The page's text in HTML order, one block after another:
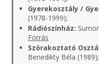
Gyerekosztály /
(1978-1999);
Rádiószínház:
Forrás
Szórakoztató
Benedikty Béla (1989);